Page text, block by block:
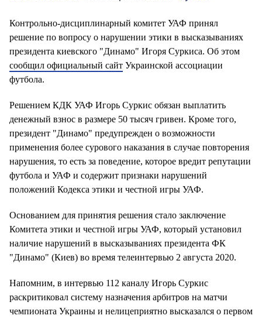
Контрольно-дисциплинарный комитет УАФ принял
решение по вопросу о нарушении этики в высказываниях
президента киевского "Динамо" Игоря Суркиса. Об этом
сообщил официальный сайт Украинской ассоциации
футбола.
Решением КДК УАФ Игорь Суркис обязан выплатить
денежный взнос в размере 50 тысяч гривен. Кроме того,
президент "Динамо" предупрежден о возможности
применения более сурового наказания в случае повторения
нарушения, то есть за поведение, которое вредит репутации
футбола и УАФ и содержит признаки нарушений
положений Кодекса этики и честной игры УАФ.
Основанием для принятия решения стало заключение
Комитета этики и честной игры УАФ, который установил
наличие нарушений в высказываниях президента ФК
"Динамо" (Киев) во время телеинтервью 2 августа 2020.
Напомним, в интервью 112 каналу Игорь Суркис
раскритиковал систему назначения арбитров на матчи
чемпионата Украины и нелицеприятно высказался о первом